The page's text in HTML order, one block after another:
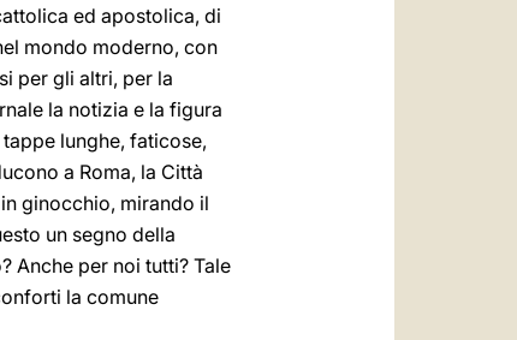
ed apostolica, di
mondo moderno, con
per gli altri, per la
la notizia e la figura
lunghe, faticose,
a Roma, la Città
ginocchio, mirando il
un segno della
Anche per noi tutti? Tale
la comune